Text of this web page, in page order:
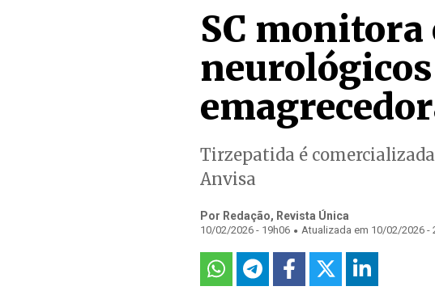
SC
Tirzepatida é
Anvisa
Por Redação, Revista Única
10/02/2026 - 19h06 . Atualizada em 10/02/2026 -